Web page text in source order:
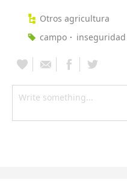
Otros agricultura
campo
inseguridad